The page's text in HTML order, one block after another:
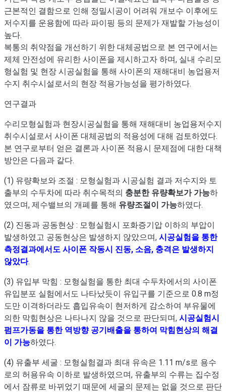
근본적인 결함으로 인해 정밀시공이 어려워 개보수 이후에도
저수지를 운용함에 따라 파이핑 등의 문제가 재발할 가능성이
높다.
복통의 취약점을 개선하기 위한 대체공법으로 본 연구에서는
제체 안전성에 유리한 사이폰을 제시하고자 하며, 실내 수리모
형실험 및 현장 시공실험을 통해 사이폰의 재해대비 농업용저
수지 취수시설로서의 현장 적용가능성을 평가하였다.
연구결과
수리모형실험과 현장시공실험을 통해 재해대비 농업용저수지
취수시설로서 사이폰 대체공법의 적용성에 대해 검토하였다.
본 연구로부터 얻은 결론과 사이폰 적용시 문제점에 대한 대책
방안은 다음과 같다.
(1) 유량확보와 조절 : 모형실험과 시공실험 결과 저수지와 토
출부의 수두차에 따라 취수목적의 충분한 유량확보가 가능하
였으며, 제수밸브의 개폐를 통해 유량조절이 가능하였다.
(2) 진동과 공동현상 : 모형실험시 포화증기압 이하의 부압이
발생하였고 공동현상은 발생하지 않았으며, 시공실험을 통한
측정결과에서도 사이폰 작동시 진동, 소음, 충격은 발생하지
않았다.
(3) 유입부 막힘 : 모형실험을 통한 최대 수두차에서의 사이폰
유입분포 실험에서도 나타났듯이 유입구를 기준으로 0.8 m정
도만 이격하더라도 흡입유속이 현저하게 감소하여 부유물에
의한 막힘현상은 나타나지 않을 것으로 판단되며, 시공실험시
펌프가동을 통한 역방향 공기배출을 통하여 막힘현상의 해결
이 가능하였다.
(4) 유출부 세굴 : 모형실험결과 최대 유속은 1.11 m/s로 용수
로의 허용유속 이하로 발생하였으며, 유출부의 수류는 집수정
에서 잠류로 바뀌었기 때문에 세굴의 문제는 없을 것으로 판단